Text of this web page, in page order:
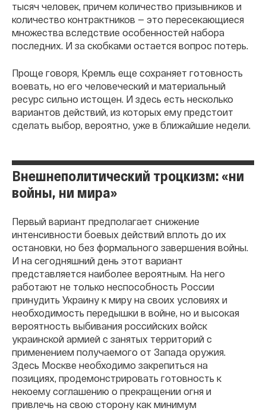
тысяч человек, причем количество призывников и
количество контрактников — это пересекающиеся
множества вследствие особенностей набора
последних. И за скобками остается вопрос потерь.
Проще говоря, Кремль еще сохраняет готовность
воевать, но его человеческий и материальный
ресурс сильно истощен. И здесь есть несколько
вариантов действий, из которых ему предстоит
сделать выбор, вероятно, уже в ближайшие недели.
Внешнеполитический троцкизм: «ни
войны, ни мира»
Первый вариант предполагает снижение
интенсивности боевых действий вплоть до их
остановки, но без формального завершения войны.
И на сегодняшний день этот вариант
представляется наиболее вероятным. На него
работают не только неспособность России
принудить Украину к миру на своих условиях и
необходимость передышки в войне, но и высокая
вероятность выбивания российских войск
украинской армией с занятых территорий с
применением получаемого от Запада оружия.
Здесь Москве необходимо закрепиться на
позициях, продемонстрировать готовность к
некоему соглашению о прекращении огня и
привлечь на свою сторону как минимум